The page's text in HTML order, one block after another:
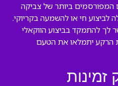
המפורסמים ביותר של צביקה
לביצוע חי או להשמעה בקריוקי.
לך להתמקד בביצוע הווקאלי
הרקע יתמלאו את הטעם
זמינות